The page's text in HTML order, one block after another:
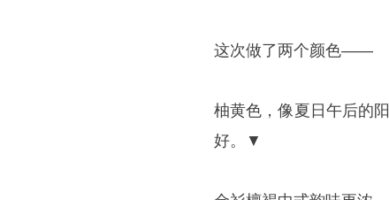
这次做了两个颜色——
柚黄色，像夏日午后的
好。▼